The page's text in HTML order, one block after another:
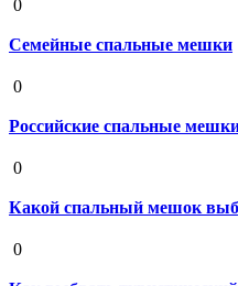
0
Семейные спальные мешки
0
Российские спальные
0
Какой спальный мешок
0